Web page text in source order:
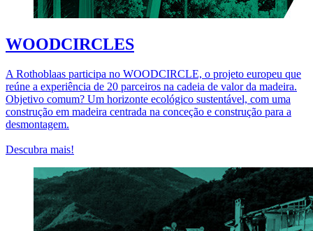
WOODCIRCLES
A Rothoblaas participa no WOODCIRCLE, o projeto europeu que
reúne a experiência de 20 parceiros na cadeia de valor da madeira.
Objetivo comum? Um horizonte ecológico sustentável, com uma
construção em madeira centrada na conceção e construção para a
desmontagem.
Descubra mais!